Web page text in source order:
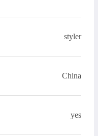
styler
China
yes